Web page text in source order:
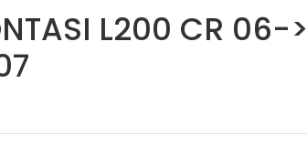
L200 CR 06->